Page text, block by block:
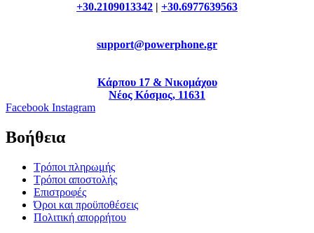
+30.2109013342 +30.6977639563
support@powerphone.gr
Κάρπου 17 & Νικομάχου
Νέος Κόσμος, 11631
Facebook Instagram
Βοήθεια
Τρόποι πληρωμής
Τρόποι αποστολής
Επιστροφές
Όροι και προϋποθέσεις
Πολιτική απορρήτου